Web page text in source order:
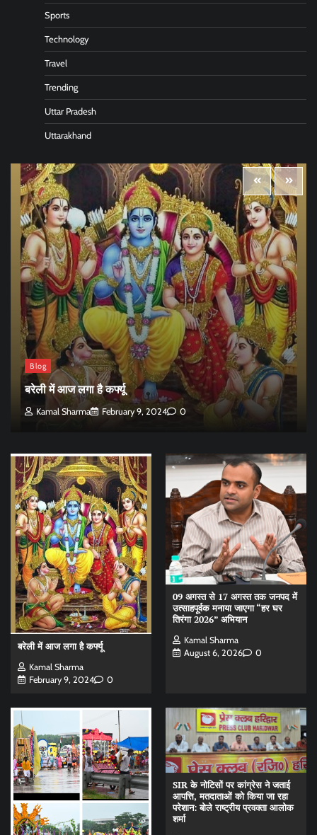
Sports
Technology
Travel
Trending
Uttar Pradesh
Uttarakhand
Blog
बरेली में आज लगा है कर्फ्यू
Kamal Sharma February 9, 2024 0
बरेली में आज लगा है कर्फ्यू
Kamal Sharma
February 9, 2024
0
09 अगस्त से 17 अगस्त तक जनपद में
उत्साहपूर्वक मनाया जाएगा “हर घर
तिरंगा 2026” अभियान
Kamal Sharma
August 6, 2026
0
SIR के नोटिसों पर कांग्रेस ने जताई
आपत्ति, मतदाताओं को किया जा रहा
परेशान: बोले राष्ट्रीय प्रवक्ता आलोक
शर्मा